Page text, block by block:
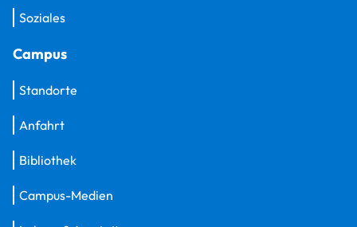
Soziales
Campus
Standorte
Anfahrt
Bibliothek
Campus-Medien